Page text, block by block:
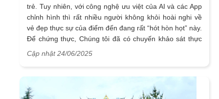
trẻ. Tuy nhiên, với công nghệ ưu việt của AI và các App
chỉnh hình thì rất nhiều người không khỏi hoài nghi về
vẻ đẹp thực sự của điểm đến đang rất “hót hòn họt” này.
Để chứng thực, Chúng tôi đã có chuyến khảo sát thực
địa tại Cửu Trại và đã chụp lại toàn cảnh các điểm thăm
sẽ giúp các có cái nhìn và cảm nhận chính xác về điểm
Cập nhật 24/06/2025